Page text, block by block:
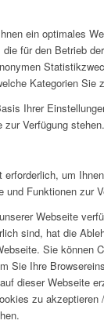
ein optimales
für den Betrieb
Kategorien Sie
Ihrer
Verfügung stehen.
um
und Funktionen zur
Webseite
sind, hat die
Sie können
Sie Ihre
dieser Webseite
zu akzeptieren